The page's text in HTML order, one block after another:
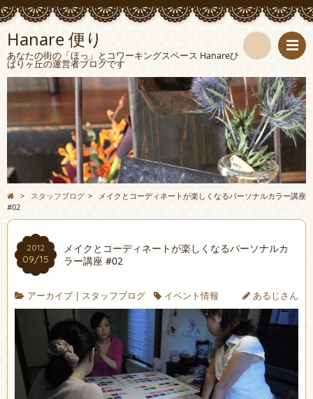
Hanare 便り
あなたの街の「ほっ」とコワーキングスペース Hanareひ
ばりヶ丘の運営者ブログです
検
索
> スタッフブログ >
メイクとコーディネートが楽しくなるパーソナルカラー講座
#02
2012
09/15
メイクとコーディネートが楽しくなるパーソナルカ
ラー講座 #02
アーカイブ| スタッフブログ イベント情報 あるじさん